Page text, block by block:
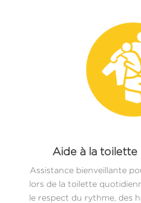
Aide à la toilette
Assistance bienveillante
lors de la toilette
le respect du rythme, des